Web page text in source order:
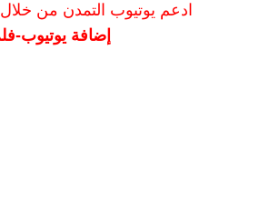
ادعم يوتيوب التمدن من خلال
إضافة يوتيوب-